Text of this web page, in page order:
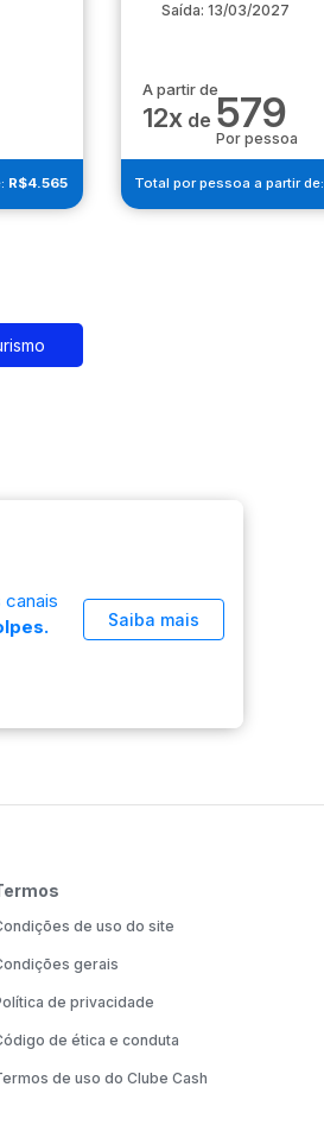
R$4.565
Saída: 13/03/2027
A partir de
12x de 579
Por pessoa
Total por pessoa a partir de:
Saiba mais
de uso do site
gerais
de privacidade
de ética e conduta
de uso do Clube Cash